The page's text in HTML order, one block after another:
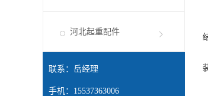
河北起重配件
联系：岳经理
手机：15537363006